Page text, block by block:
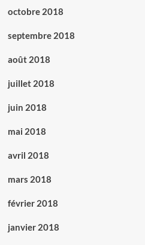
octobre 2018
septembre 2018
août 2018
juillet 2018
juin 2018
mai 2018
avril 2018
mars 2018
février 2018
janvier 2018